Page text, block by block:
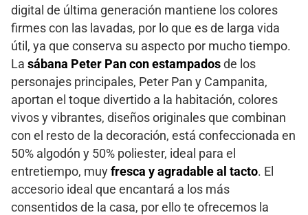
digital de última generación mantiene los colores
firmes con las lavadas, por lo que es de larga vida
útil, ya que conserva su aspecto por mucho tiempo.
La sábana Peter Pan con estampados de los
personajes principales, Peter Pan y Campanita,
aportan el toque divertido a la habitación, colores
vivos y vibrantes, diseños originales que combinan
con el resto de la decoración, está confeccionada en
50% algodón y 50% poliester, ideal para el
entretiempo, muy fresca y agradable al tacto. El
accesorio ideal que encantará a los más
consentidos de la casa, por ello te ofrecemos la